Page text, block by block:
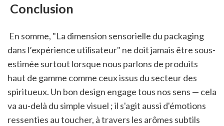
Conclusion
dans l’expérience utilisateur" ne doit jamais être sous-
estimée surtout lorsque nous parlons de produits
haut de gamme comme ceux issus du secteur des
spiritueux. Un bon design engage tous nos sens — cela
va au-delà du simple visuel ; il s'agit aussi d'émotions
ressenties au toucher, à travers les arômes subtils